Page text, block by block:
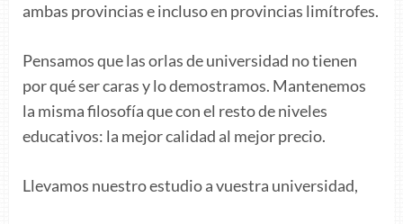
ambas provincias e incluso en provincias limítrofes.
Pensamos que las orlas de universidad no tienen
por qué ser caras y lo demostramos. Mantenemos
la misma filosofía que con el resto de niveles
educativos: la mejor calidad al mejor precio.
Llevamos nuestro estudio a vuestra universidad,